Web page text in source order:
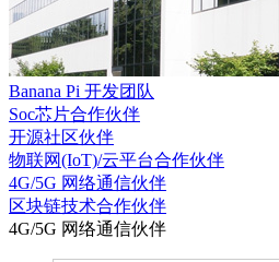
Banana Pi 开发团队
Soc芯片合作伙伴
开源社区伙伴
物联网(IoT)/云平台合作伙伴
4G/5G 网络通信伙伴
区块链技术合作伙伴
4G/5G 网络通信伙伴